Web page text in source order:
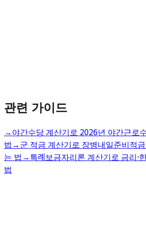
관련 가이드
→야간수당 계산기로 2026년 야간근로
법 →군 적금 계산기로 장병내일준비적
는 법 →특례보금자리론 계산기로 금리·
법